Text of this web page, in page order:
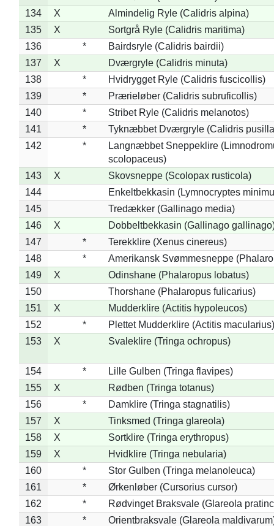
134
X
Almindelig Ryle (Calidris alpina)
135
X
Sortgrå Ryle (Calidris maritima)
136
*
Bairdsryle (Calidris bairdii)
137
X
Dværgryle (Calidris minuta)
138
*
Hvidrygget Ryle (Calidris fuscicollis)
139
*
Prærieløber (Calidris subruficollis)
140
*
Stribet Ryle (Calidris melanotos)
141
*
Tyknæbbet Dværgryle (Calidris
142
*
Langnæbbet Sneppeklire
scolopaceus)
143
X
Skovsneppe (Scolopax rusticola)
144
Enkeltbekkasin (Lymnocryptes
145
Tredækker (Gallinago media)
146
X
Dobbeltbekkasin (Gallinago
147
*
Terekklire (Xenus cinereus)
148
*
Amerikansk Svømmesneppe
149
X
Odinshane (Phalaropus lobatus)
150
Thorshane (Phalaropus fulicarius)
151
X
Mudderklire (Actitis hypoleucos)
152
*
Plettet Mudderklire (Actitis macularius)
153
X Svaleklire (Tringa ochropus)
154 *
Lille Gulben (Tringa flavipes)
155
X
Rødben (Tringa totanus)
156
*
Damklire (Tringa stagnatilis)
157
X
Tinksmed (Tringa glareola)
158
X
Sortklire (Tringa erythropus)
159
X
Hvidklire (Tringa nebularia)
160
*
Stor Gulben (Tringa melanoleuca)
161
*
Ørkenløber (Cursorius cursor)
162
*
Rødvinget Braksvale (Glareola
163
*
Orientbraksvale (Glareola